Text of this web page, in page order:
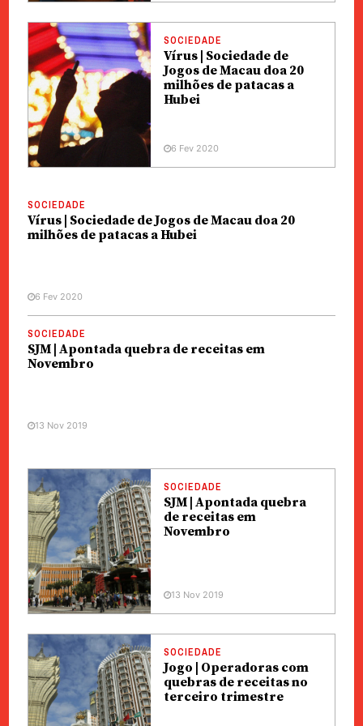
SOCIEDADE
Vírus | Sociedade de
Jogos de Macau doa 20
milhões de patacas a
Hubei
6 Fev 2020
SOCIEDADE
Vírus | Sociedade de Jogos de Macau doa 20
milhões de patacas a Hubei
6 Fev 2020
SOCIEDADE
SJM | Apontada quebra de receitas em
Novembro
13 Nov 2019
SOCIEDADE
SJM | Apontada quebra
de receitas em
Novembro
13 Nov 2019
SOCIEDADE
Jogo | Operadoras com
quebras de receitas no
terceiro trimestre